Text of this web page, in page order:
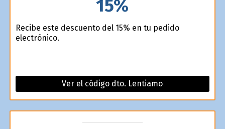
15%
Recibe este descuento del 15% en tu pedido
electrónico.
Ver el código dto. Lentiamo